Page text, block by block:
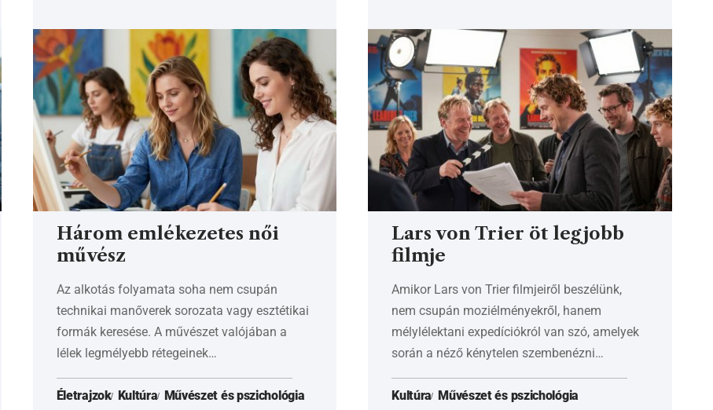
Három emlékezetes női
művész
Az alkotás folyamata soha nem csupán
technikai manőverek sorozata vagy esztétikai
formák keresése. A művészet valójában a
lélek legmélyebb rétegeinek…
Életrajzok Kultúra Művészet és pszichológia
Lars von Trier öt legjobb
filmje
Amikor Lars von Trier filmjeiről beszélünk,
nem csupán moziélményekről, hanem
mélylélektani expedíciókról van szó, amelyek
során a néző kénytelen szembenézni…
Kultúra Művészet és pszichológia